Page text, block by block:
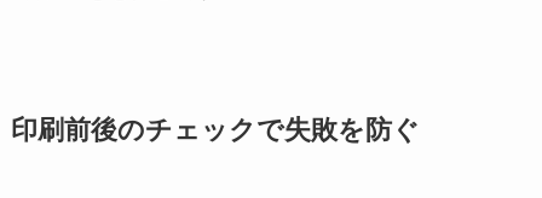
印刷前後のチェックで失敗を防ぐ